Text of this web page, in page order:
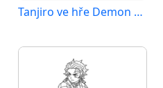
Tanjiro ve hře Demon Slayer